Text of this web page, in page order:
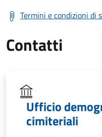
Termini e condizioni di
Contatti
Ufficio
cimiteriali